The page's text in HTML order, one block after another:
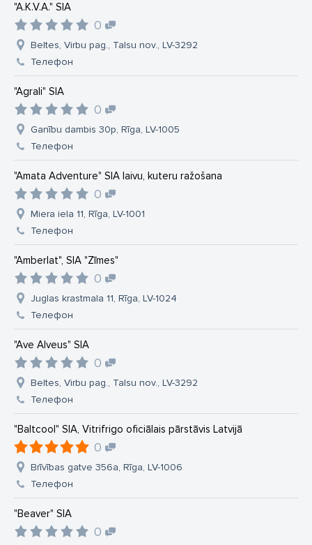
"A.K.V.A." SIA
0
Beltes, Virbu pag., Talsu nov., LV-3292
Телефон
"Agrali" SIA
0
Ganību dambis 30p, Rīga, LV-1005
Телефон
"Amata Adventure" SIA laivu, kuteru ražošana
0
Miera iela 11, Rīga, LV-1001
Телефон
"Amberlat", SIA "Zīmes"
0
Juglas krastmala 11, Rīga, LV-1024
Телефон
"Ave Alveus" SIA
0
Beltes, Virbu pag., Talsu nov., LV-3292
Телефон
"Baltcool" SIA, Vitrifrigo oficiālais pārstāvis Latvijā
0
Brīvības gatve 356a, Rīga, LV-1006
Телефон
"Beaver" SIA
0